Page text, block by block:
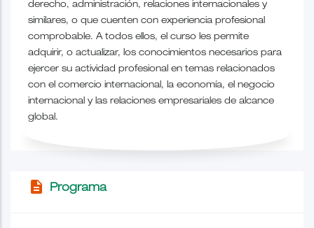
derecho, administración, relaciones internacionales y
similares, o que cuenten con experiencia profesional
comprobable. A todos ellos, el curso les permite
adquirir, o actualizar, los conocimientos necesarios para
ejercer su actividad profesional en temas relacionados
con el comercio internacional, la economía, el negocio
internacional y las relaciones empresariales de alcance
global.
description Programa